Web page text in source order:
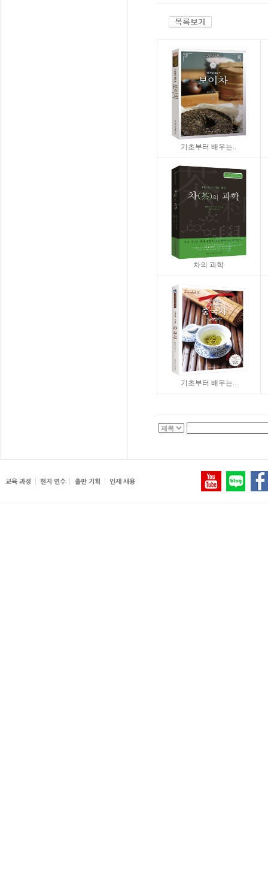
기초부터 배우는..
차의 과학
기초부터 배우는..